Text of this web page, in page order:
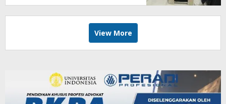
View More